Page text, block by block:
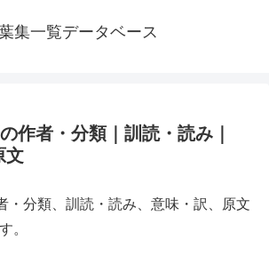
集一覧データベース
作者・分類｜訓読・読み｜
文
・分類、訓読・読み、意味・訳、原文
。